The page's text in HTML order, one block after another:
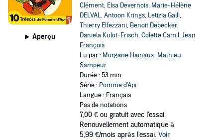
Aperçu
Clément, Elsa Devernois, Marie-Hélène
DELVAL,Antoon Krings, Letizia Galli,
Thierry Elfezzani, Benoit Debecker,
Daniela Kulot-Frisch,Colette Camil,Jean
François
Lu par : Morgane Hainaux, Mathieu
Sampeur
Durée : 53 min
Série : Pomme d'Api
Langue : Français
Pas de notations
7,00 € ou gratuit avec l'essai.
Renouvellement automatique à
5,99 €/mois après l'essai. Voir